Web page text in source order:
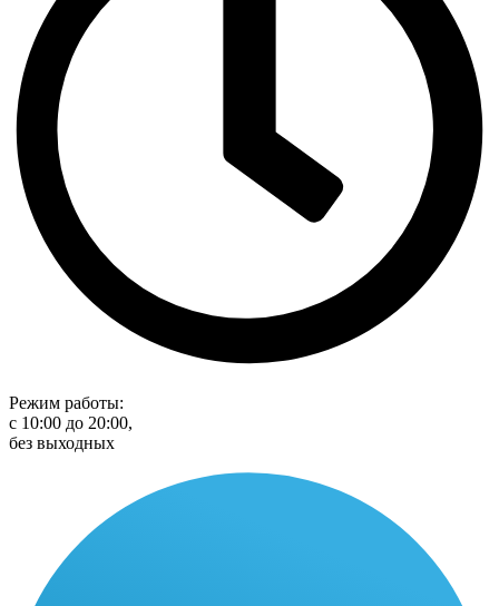
Режим работы:
с 10:00 до 20:00,
без выходных